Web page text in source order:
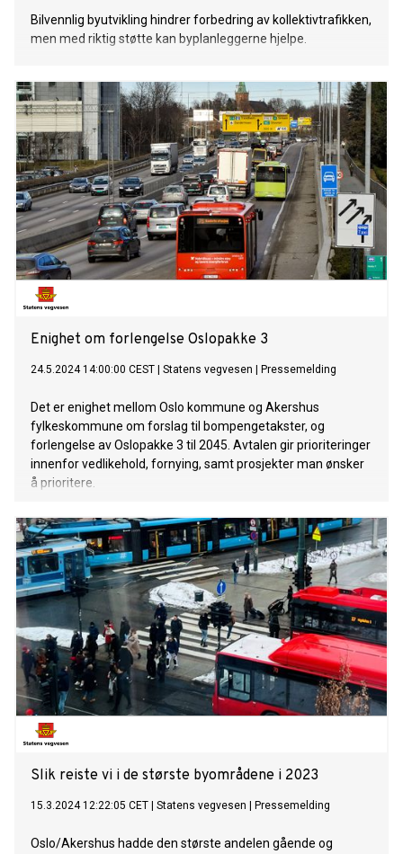
Bilvennlig byutvikling hindrer forbedring av kollektivtrafikken,
men med riktig støtte kan byplanleggerne hjelpe.
Enighet om forlengelse Oslopakke 3
24.5.2024 14:00:00 CEST Statens vegvesen Pressemelding
Det er enighet mellom Oslo kommune og Akershus
fylkeskommune om forslag til bompengetakster, og
forlengelse av Oslopakke 3 til 2045. Avtalen gir prioriteringer
innenfor vedlikehold, fornying, samt prosjekter man ønsker
å prioritere.
Slik reiste vi i de største byområdene i 2023
15.3.2024 12:22:05 CET Statens vegvesen Pressemelding
Oslo/Akershus hadde den største andelen gående og